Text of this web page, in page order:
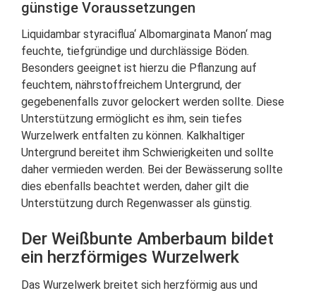
günstige Voraussetzungen
Liquidambar styraciflua‘ Albomarginata Manon‘ mag
feuchte, tiefgründige und durchlässige Böden.
Besonders geeignet ist hierzu die Pflanzung auf
feuchtem, nährstoffreichem Untergrund, der
gegebenenfalls zuvor gelockert werden sollte. Diese
Unterstützung ermöglicht es ihm, sein tiefes
Wurzelwerk entfalten zu können. Kalkhaltiger
Untergrund bereitet ihm Schwierigkeiten und sollte
daher vermieden werden. Bei der Bewässerung sollte
dies ebenfalls beachtet werden, daher gilt die
Unterstützung durch Regenwasser als günstig.
Der Weißbunte Amberbaum bildet
ein herzförmiges Wurzelwerk
Das Wurzelwerk breitet sich herzförmig aus und